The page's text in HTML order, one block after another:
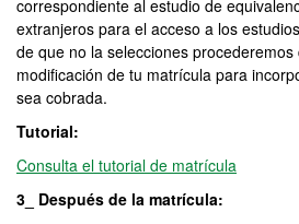
correspondiente al estudio de
extranjeros para el acceso a los
de que no la selecciones procederemos
modificación de tu matrícula para
sea cobrada.
Tutorial:
Consulta el tutorial de matrícula
3_ Después de la matrícula: